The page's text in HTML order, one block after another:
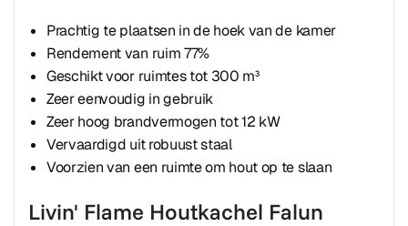
Prachtig te plaatsen in de hoek van de kamer
Rendement van ruim 77%
Geschikt voor ruimtes tot 300 m³
Zeer eenvoudig in gebruik
Zeer hoog brandvermogen tot 12 kW
Vervaardigd uit robuust staal
Voorzien van een ruimte om hout op te slaan
Livin' Flame Houtkachel Falun